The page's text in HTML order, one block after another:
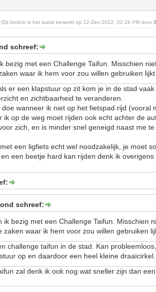
(Dit bericht is het laatst bewerkt op 22-Dec-2022, 02:26 PM door
schreef:
bezig met een Challenge Taifun. Misschien
waar ik hem voor zou willen gebruiken
er een klapstuur op zit kom je in de stad
en zichtbaarheid te veranderen.
doe wanneer ik niet op het fietspad rijd
ik op de weg moet rijden ook echt achter de
zich, en is minder snel geneigd naast me
een ligfiets echt wel noodzakelijk, je moet
een beetje hard kan rijden denk ik
schreef:
ik bezig met een Challenge Taifun. Misschien
zaken waar ik hem voor zou willen gebruiken
challenge taifun in de stad. Kan
op en daardoor een heel kleine
zal denk ik ook nog wat sneller zijn dan een